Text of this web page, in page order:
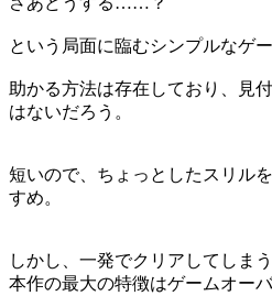
という局面に臨むシンプルなゲー
助かる方法は存在しており、見
はないだろう。
短いので、ちょっとしたスリル
すめ。
しかし、一発でクリアしてしま
本作の最大の特徴はゲームオー